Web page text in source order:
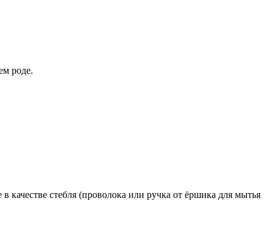
роде.
качестве стебля (проволока или ручка от ёршика для мытья